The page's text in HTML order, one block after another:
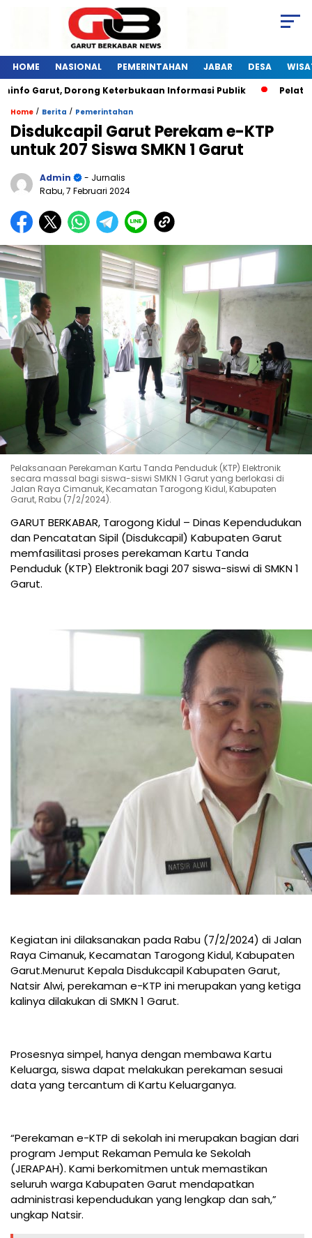
HOME NASIONAL PEMERINTAHAN JABAR DESA
Dorong Keterbukaan Informasi Publik
Pelatihan
Home / Berita / Pemerintahan
Disdukcapil Garut Perekam e-KTP
untuk 207 Siswa SMKN 1 Garut
Admin
- Jurnalis
Rabu, 7 Februari 2024
Pelaksanaan Perekaman Kartu Tanda Penduduk (KTP) Elektronik
secara massal bagi siswa-siswi SMKN 1 Garut yang berlokasi di
Jalan Raya Cimanuk, Kecamatan Tarogong Kidul, Kabupaten
Garut, Rabu (7/2/2024).
GARUT BERKABAR, Tarogong Kidul – Dinas Kependudukan
dan Pencatatan Sipil (Disdukcapil) Kabupaten Garut
memfasilitasi proses perekaman Kartu Tanda
Penduduk (KTP) Elektronik bagi 207 siswa-siswi di SMKN 1
Garut.
Kegiatan ini dilaksanakan pada Rabu (7/2/2024) di Jalan
Raya Cimanuk, Kecamatan Tarogong Kidul, Kabupaten
Garut.Menurut Kepala Disdukcapil Kabupaten Garut,
Natsir Alwi, perekaman e-KTP ini merupakan yang ketiga
kalinya dilakukan di SMKN 1 Garut.
Prosesnya simpel, hanya dengan membawa Kartu
Keluarga, siswa dapat melakukan perekaman sesuai
data yang tercantum di Kartu Keluarganya.
“Perekaman e-KTP di sekolah ini merupakan bagian dari
program Jemput Rekaman Pemula ke Sekolah
(JERAPAH). Kami berkomitmen untuk memastikan
seluruh warga Kabupaten Garut mendapatkan
administrasi kependudukan yang lengkap dan sah,”
ungkap Natsir.